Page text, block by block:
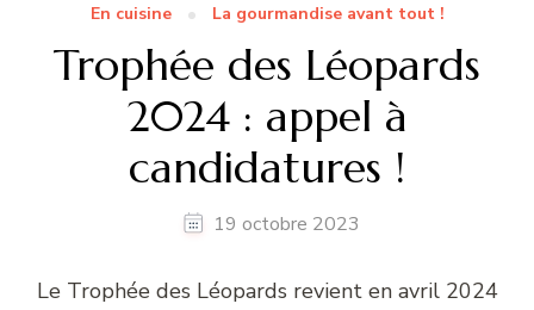
En cuisine La gourmandise avant tout !
Trophée des Léopards
2024 : appel à
candidatures !
19 octobre 2023
Le Trophée des Léopards revient en avril 2024